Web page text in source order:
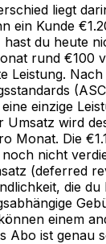
liegt
ein Kunde
du heute
rund €100
Leistung. Nach
einzige
Umsatz wird
Monat. Die
nicht
(deferred
die
einem
Abo ist genau